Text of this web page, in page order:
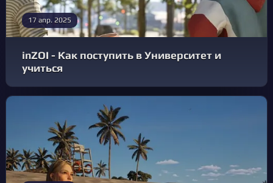
17 апр. 2025
inZOI - Как поступить в Университет и
учиться